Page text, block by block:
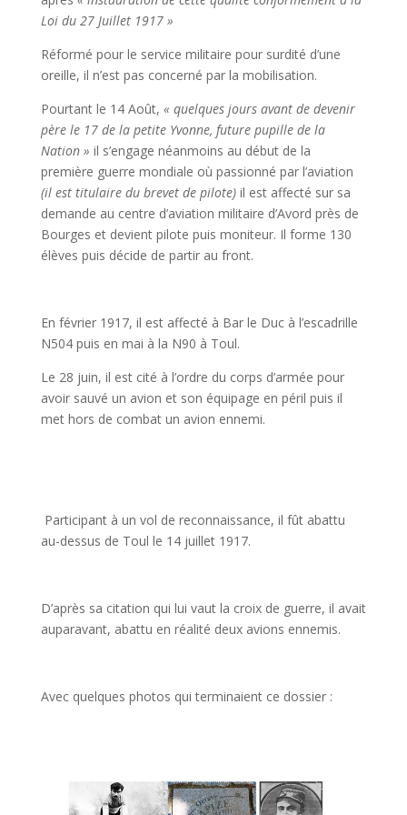
Loi du 27 Juillet 1917 »
Réformé pour le service militaire pour surdité d’une
oreille, il n’est pas concerné par la mobilisation.
Pourtant le 14 Août, « quelques jours avant de devenir
père le 17 de la petite Yvonne, future pupille de la
Nation » il s’engage néanmoins au début de la
première guerre mondiale où passionné par l’aviation
(il est titulaire du brevet de pilote) il est affecté sur sa
demande au centre d’aviation militaire d’Avord près de
Bourges et devient pilote puis moniteur. Il forme 130
élèves puis décide de partir au front.
En février 1917, il est affecté à Bar le Duc à l’escadrille
N504 puis en mai à la N90 à Toul.
Le 28 juin, il est cité à l’ordre du corps d’armée pour
avoir sauvé un avion et son équipage en péril puis il
met hors de combat un avion ennemi.
Participant à un vol de reconnaissance, il fût abattu
au-dessus de Toul le 14 juillet 1917.
D’après sa citation qui lui vaut la croix de guerre, il avait
auparavant, abattu en réalité deux avions ennemis.
Avec quelques photos qui terminaient ce dossier :